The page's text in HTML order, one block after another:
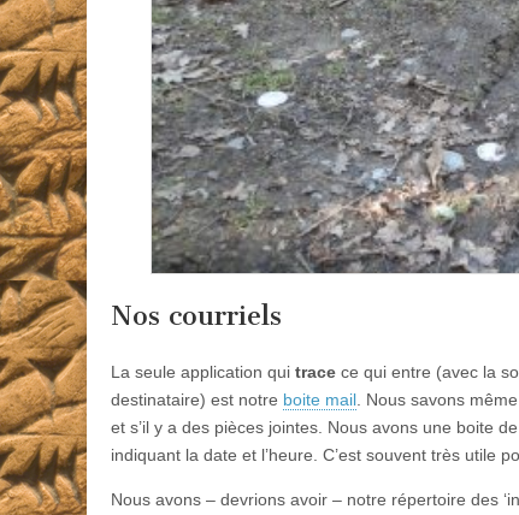
Nos courriels
La seule application qui trace ce qui entre (avec la
destinataire) est notre boite mail . Nous savons
et s’il y a des pièces jointes. Nous avons une boite
indiquant la date et l’heure. C’est souvent très utile
Nous avons – devrions avoir – notre répertoire des